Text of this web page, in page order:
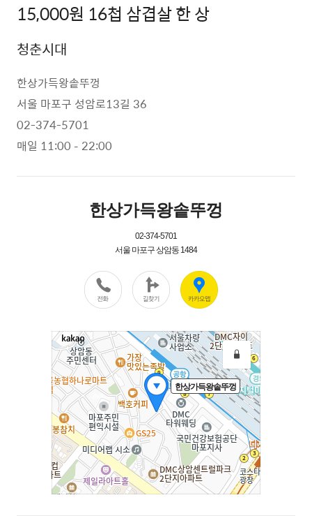
15,000원 16첩 삼겹살 한 상
청춘시대
한상가득왕솥뚜껑
서울 마포구 성암로13길 36
02-374-5701
매일 11:00 – 22:00